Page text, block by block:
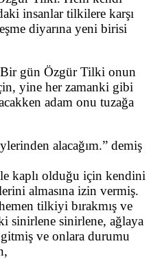
insanlar tilkilere karşı
diyarına yeni birisi
Bir gün Özgür Tilki onun
yine her zamanki gibi
adam onu tuzağa
alacağım.” demiş
kaplı olduğu için kendini
almasına izin vermiş.
tilkiyi bırakmış ve
sinirlene sinirlene, ağlaya
gitmiş ve onlara durumu